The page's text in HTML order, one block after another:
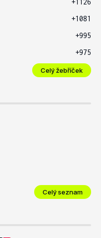
+1126
+1081
+995
+975
Celý žebříček
Celý seznam